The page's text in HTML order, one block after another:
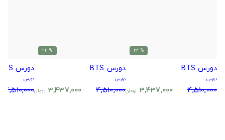
% 24
دورس BTS
دورس
4,510,000
3,437,000 تومان
% 24
دورس BTS
دورس
4,510,000
3,437,000 تومان
دورس BTS
دورس
4,510,000